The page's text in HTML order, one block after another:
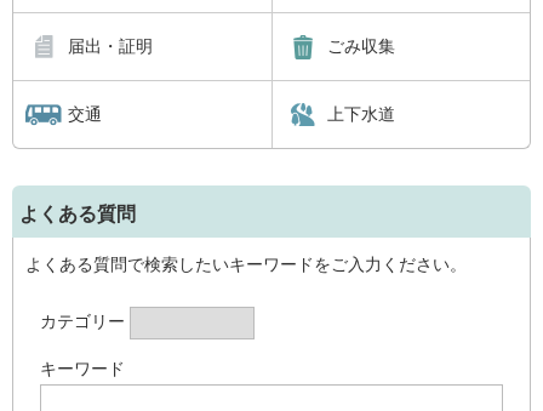
届出・証明 ごみ収集
交通 上下水道
よくある質問
よくある質問で検索したいキーワードをご入力ください。
カテゴリー
キーワード